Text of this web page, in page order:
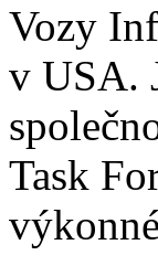
Vozy
v USA.
Task